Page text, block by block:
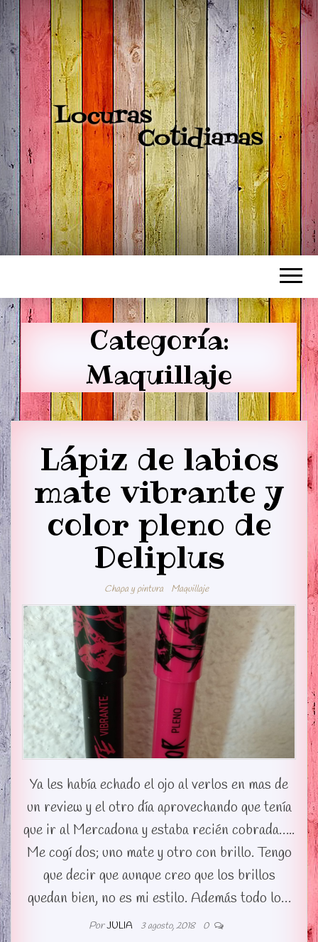
LOCURAS
COTIDIANAS
Categoría:
Maquillaje
Lápiz de labios
mate vibrante y
color pleno de
Deliplus
Chapa y pintura Maquillaje
Ya les había echado el ojo al verlos en mas de
un review y el otro día aprovechando que tenía
que ir al Mercadona y estaba recién cobrada…..
Me cogí dos; uno mate y otro con brillo. Tengo
que decir que aunque creo que los brillos
quedan bien, no es mi estilo. Además todo lo…
PorJULIA 3 agosto, 2018 0